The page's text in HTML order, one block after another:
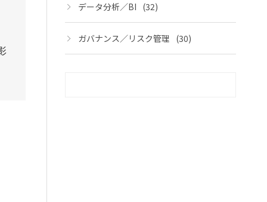
データ分析／BI (32)
ガバナンス／リスク管理 (30)